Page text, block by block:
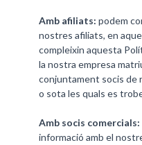
Amb afiliats: podem
nostres afiliats, en
compleixin aquesta
la nostra empresa
conjuntament socis de
o sota les quals es
Amb socis comercials:
informació amb el